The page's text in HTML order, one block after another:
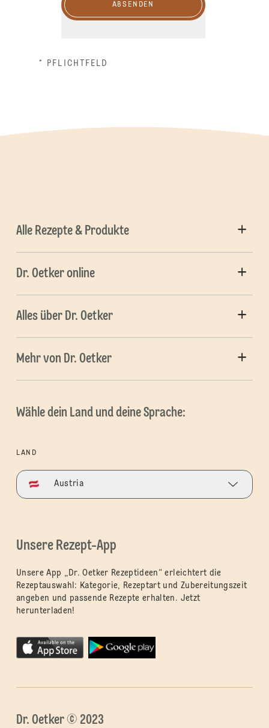
ABSENDEN
* PFLICHTFELD
Alle Rezepte & Produkte
Dr. Oetker online
Alles über Dr. Oetker
Mehr von Dr. Oetker
Wähle dein Land und deine Sprache:
LAND
Austria
Unsere Rezept-App
Unsere App „Dr. Oetker Rezeptideen“ erleichtert die
Rezeptauswahl: Kategorie, Rezeptart und Zubereitungszeit
angeben und passende Rezepte erhalten. Jetzt
herunterladen!
Dr. Oetker © 2023